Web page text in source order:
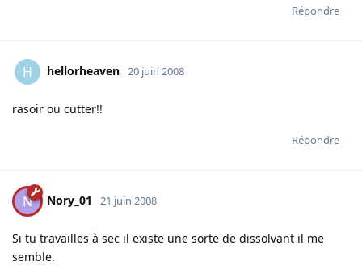
Répondre
H hellorheaven 20 juin 2008
rasoir ou cutter!!
Répondre
N Nory_01 21 juin 2008
Si tu travailles à sec il existe une sorte de dissolvant il me
semble.